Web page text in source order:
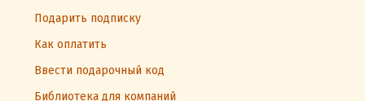
Подарить подписку
Как оплатить
Ввести подарочный код
Библиотека для компаний